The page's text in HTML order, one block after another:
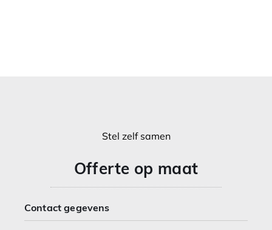
Stel zelf samen
Offerte op maat
Contact gegevens